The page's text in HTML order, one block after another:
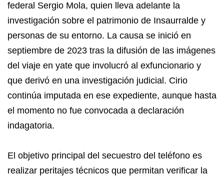
federal Sergio Mola, quien lleva adelante la
investigación sobre el patrimonio de Insaurralde y
personas de su entorno. La causa se inició en
septiembre de 2023 tras la difusión de las imágenes
del viaje en yate que involucró al exfuncionario y
que derivó en una investigación judicial. Cirio
continúa imputada en ese expediente, aunque hasta
el momento no fue convocada a declaración
indagatoria.
El objetivo principal del secuestro del teléfono es
realizar peritajes técnicos que permitan verificar la